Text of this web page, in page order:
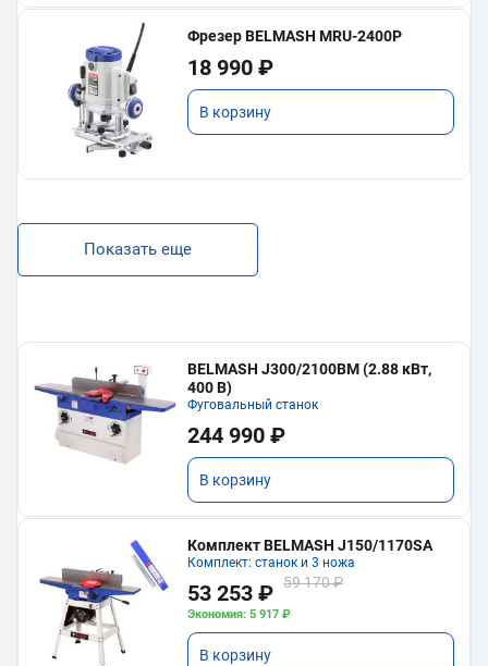
Фрезер BELMASH MRU-2400P
18 990 ₽
В корзину
Показать еще
BELMASH J300/2100ВМ (2.88 кВт,
400 В)
Фуговальный станок
244 990 ₽
В корзину
Комплект BELMASH J150/1170SA
Комплект: станок и 3 ножа
53 253 ₽ 59 170 ₽
Экономия: 5 917 ₽
В корзину